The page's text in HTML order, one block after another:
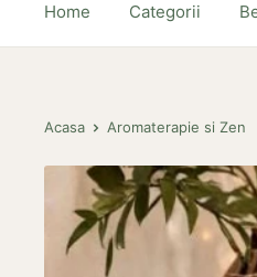
Home Categorii
Acasa Aromaterapie si Zen